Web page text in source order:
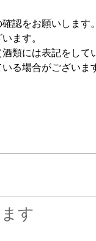
認をお願いします。
ます。
類には表記をして
る場合がございま
す